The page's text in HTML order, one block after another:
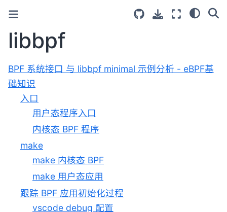
libbpf
BPF 系统接口 与 libbpf minimal 示例分析 - eBPF基
础知识
入口
用户态程序入口
内核态 BPF 程序
make
make 内核态 BPF
make 用户态应用
跟踪 BPF 应用初始化过程
vscode debug 配置